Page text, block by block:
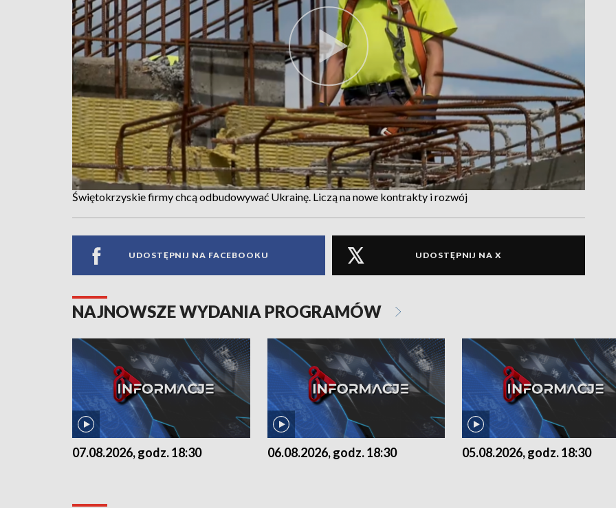
Świętokrzyskie firmy chcą odbudowywać Ukrainę. Liczą na nowe kontrakty i rozwój
UDOSTĘPNIJ NA FACEBOOKU UDOSTĘPNIJ NA X
NAJNOWSZE WYDANIA PROGRAMÓW
07.08.2026, godz. 18:30 06.08.2026, godz. 18:30 05.08.2026, godz. 18:30